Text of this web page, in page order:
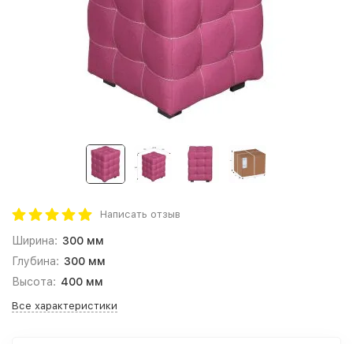
Написать отзыв
Ширина: 300 мм
Глубина: 300 мм
Высота: 400 мм
Все характеристики